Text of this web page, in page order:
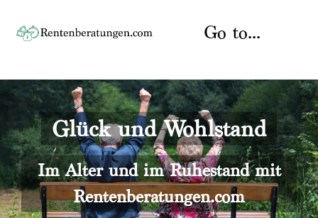
content
Go to...
Startseite
Rente
Rentenberater
Rentenversicherung
Über uns
Kontakt
Glück und Wohlstand
Im Alter und im Ruhestand mit
Rentenberatungen.com